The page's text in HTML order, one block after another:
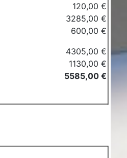
120,00 €
3285,00 €
600,00 €
4305,00 €
1130,00 €
5585,00 €